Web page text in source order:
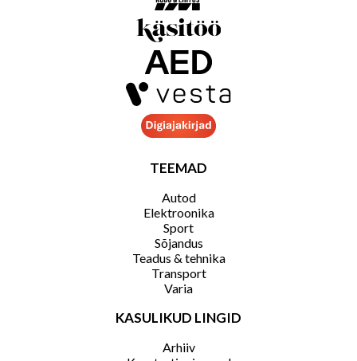
TEEMAD
Autod
Elektroonika
Sport
Sõjandus
Teadus & tehnika
Transport
Varia
KASULIKUD LINGID
Arhiiv